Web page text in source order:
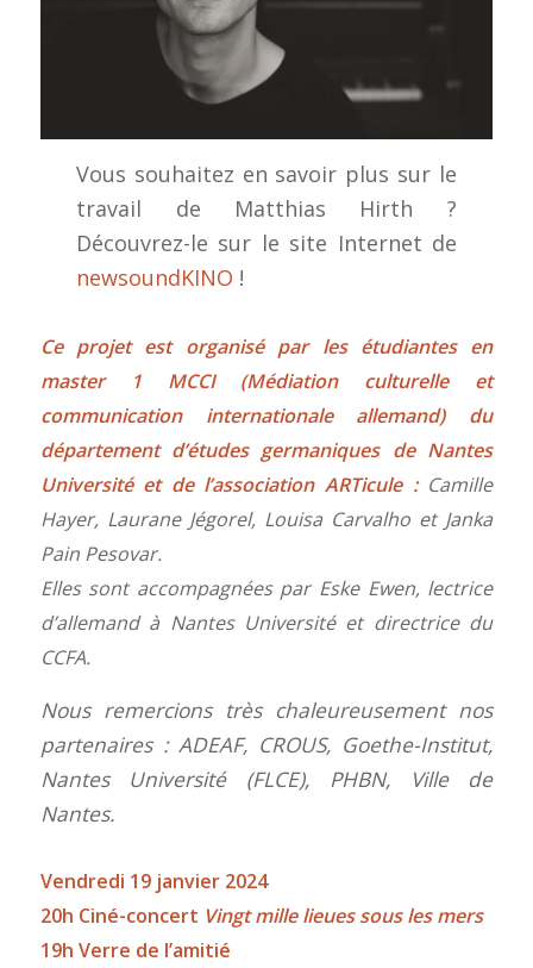
Vous souhaitez en savoir plus sur le
travail de Matthias Hirth ?
Découvrez-le sur le site Internet de
newsoundKINO !
Ce projet est organisé par les étudiantes en
master 1 MCCI (Médiation culturelle et
communication internationale allemand) du
département d’études germaniques de Nantes
Université et de l’association ARTicule :Camille
Hayer, Laurane Jégorel, Louisa Carvalho et Janka
Pain Pesovar.
Elles sont accompagnées par Eske Ewen, lectrice
d’allemand à Nantes Université et directrice du
CCFA.
Nous remercions très chaleureusement nos
partenaires : ADEAF, CROUS, Goethe-Institut,
Nantes Université (FLCE), PHBN, Ville de
Nantes.
Vendredi 19 janvier 2024
20h Ciné-concert Vingt mille lieues sous les mers
19h Verre de l’amitié